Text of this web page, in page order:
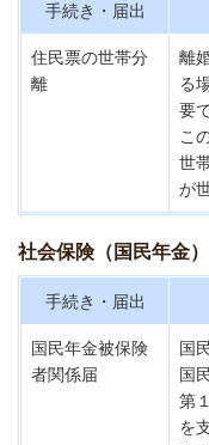
手続き・届出
住民票の世帯分
離
離
る
要
こ
世
が
社会保険（国民年金）
手続き・届出
国民年金被保険
者関係届
国
国
第
を